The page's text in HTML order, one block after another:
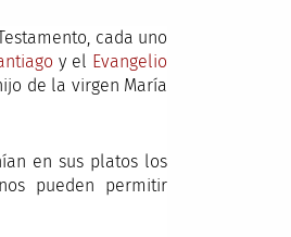
cada uno
y el Evangelio
de la virgen María
en sus platos los
pueden permitir